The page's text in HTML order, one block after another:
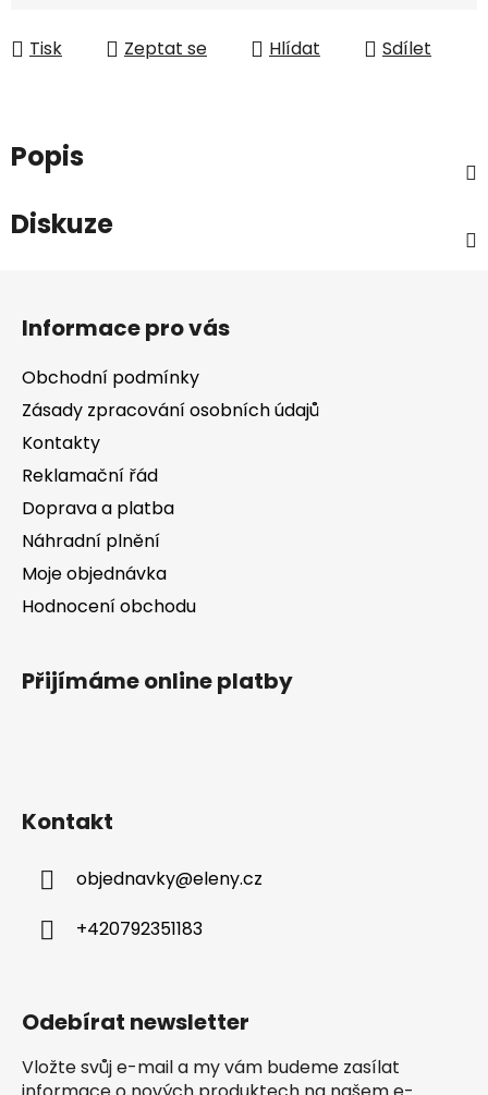
Tisk Zeptat se Hlídat Sdílet
Popis
Diskuze
Informace pro vás
Obchodní podmínky
Zásady zpracování osobních údajů
Kontakty
Reklamační řád
Doprava a platba
Náhradní plnění
Moje objednávka
Hodnocení obchodu
Přijímáme online platby
Kontakt
objednavky@eleny.cz
+420792351183
Odebírat newsletter
Vložte svůj e-mail a my vám budeme zasílat